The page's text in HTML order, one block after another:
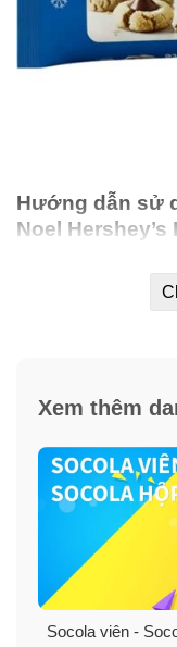
Hướng dẫn sử
Noel
Kẹo Kisses
Bảo quản
: Bảo
tránh ánh nắng trực
đảm bảo những
ban đầu.
Tuy nhiên việc
khó tránh khỏi do
Nhưng điều này
viên Kisses.
Xem thêm
Socola viên -